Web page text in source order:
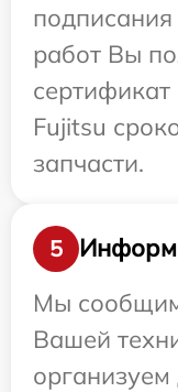
работ Вы
сертификат
Fujitsu
запчасти.
5
Мы
Вашей
организуем